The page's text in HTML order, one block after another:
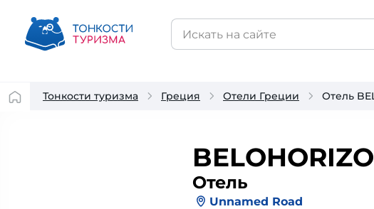
Тонкости туризма Греция Отели Греции Отель
Отель
Unnamed Road